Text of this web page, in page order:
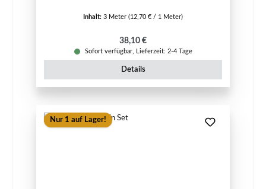
Inhalt: 3 Meter (12,70 € / 1 Meter)
Regulärer Preis:
38,10 €
Sofort verfügbar, Lieferzeit: 2-4 Tage
Details
Nur 1 auf Lager!